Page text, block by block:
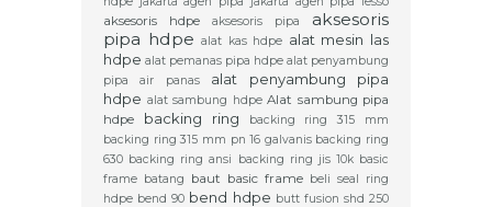
aksesoris hdpe aksesoris pipa
aksesoris
pipa hdpe alat kas hdpe alat mesin las
hdpe alat pemanas pipa hdpe alat penyambung
pipa air panas
alat penyambung pipa
hdpe alat sambung hdpe Alat sambung pipa
hdpe
backing ring
backing ring 315 mm
backing ring 315 mm pn 16 galvanis backing ring
630 backing ring ansi backing ring jis 10k basic
frame batang baut basic frame beli seal ring
hdpe bend 90 bend hdpe butt fusion shd 250